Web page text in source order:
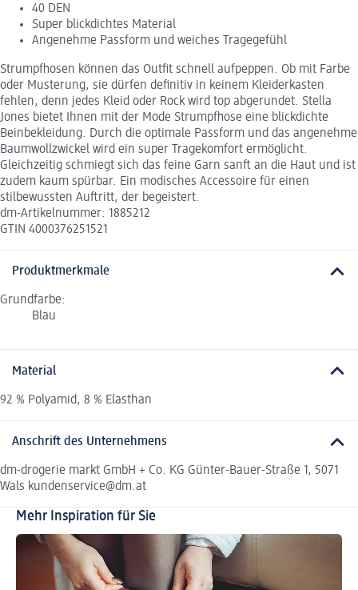
40 DEN
Super blickdichtes Material
Angenehme Passform und weiches Tragegefühl
Strumpfhosen können das Outfit schnell aufpeppen. Ob mit Farbe
oder Musterung, sie dürfen definitiv in keinem Kleiderkasten
fehlen, denn jedes Kleid oder Rock wird top abgerundet. Stella
Jones bietet Ihnen mit der Mode Strumpfhose eine blickdichte
Beinbekleidung. Durch die optimale Passform und das angenehme
Baumwollzwickel wird ein super Tragekomfort ermöglicht.
Gleichzeitig schmiegt sich das feine Garn sanft an die Haut und ist
zudem kaum spürbar. Ein modisches Accessoire für einen
stilbewussten Auftritt, der begeistert.
dm-Artikelnummer: 1885212
GTIN 4000376251521
Produktmerkmale
Grundfarbe:
Blau
Material
92 % Polyamid, 8 % Elasthan
Anschrift des Unternehmens
dm-drogerie markt GmbH + Co. KG Günter-Bauer-Straße 1, 5071
Wals kundenservice@dm.at
Mehr Inspiration für Sie